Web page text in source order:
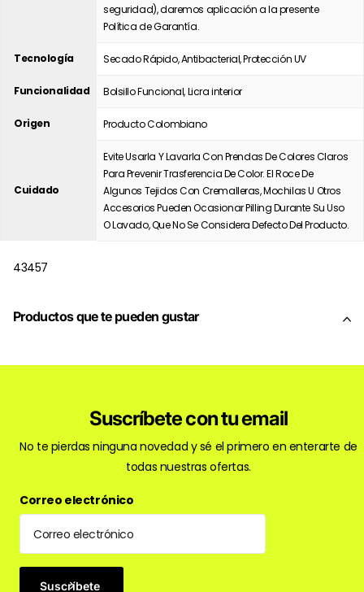
seguridad), daremos aplicación a la presente
Política de Garantía.
Tecnología Secado Rápido, Antibacterial, Protección UV
Funcionalidad Bolsillo Funcional, Licra interior
Origen Producto Colombiano
Cuidado
Evite Usarla Y Lavarla Con Prendas De Colores Claros
Para Prevenir Trasferencia De Color. El Roce De
Algunos Tejidos Con Cremalleras, Mochilas U Otros
Accesorios Pueden Ocasionar Pilling Durante Su Uso
O Lavado, Que No Se Considera Defecto Del Producto.
43457
Productos que te pueden gustar
Suscríbete con tu email
No te pierdas ninguna novedad y sé el primero en enterarte de
todas nuestras ofertas.
Correo electrónico
Suscríbete